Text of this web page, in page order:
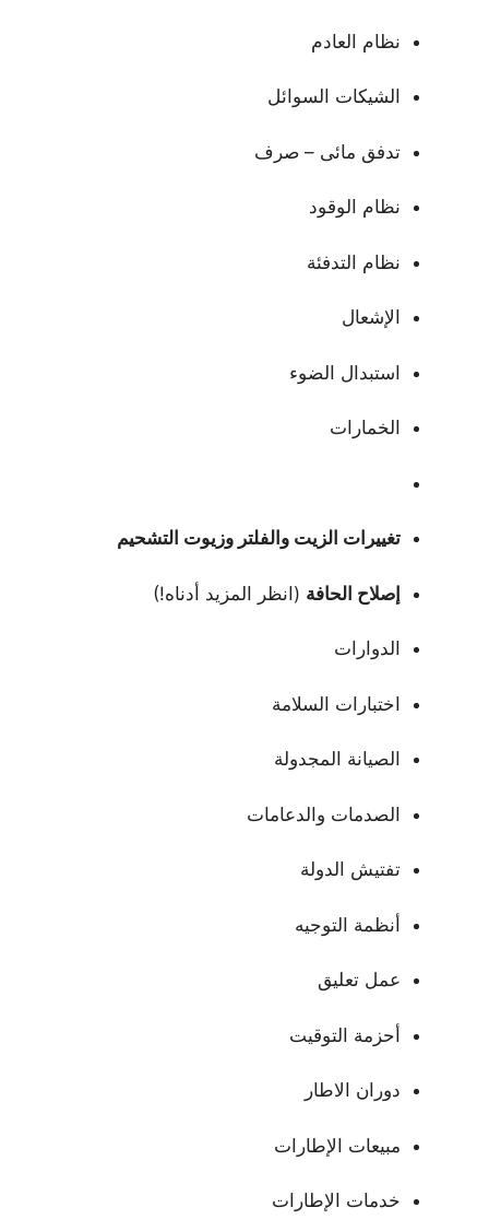
نظام العادم
الشيكات السوائل
تدفق مائى – صرف
نظام الوقود
نظام التدفئة
الإشعال
استبدال الضوء
الخمارات
تغييرات الزيت والفلتر وزيوت التشحيم
إصلاح الحافة (انظر المزيد أدناه!)
الدوارات
اختبارات السلامة
الصيانة المجدولة
الصدمات والدعامات
تفتيش الدولة
أنظمة التوجيه
عمل تعليق
أحزمة التوقيت
دوران الاطار
مبيعات الإطارات
خدمات الإطارات